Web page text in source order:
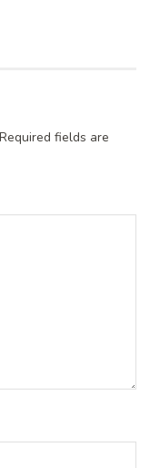
Required fields are